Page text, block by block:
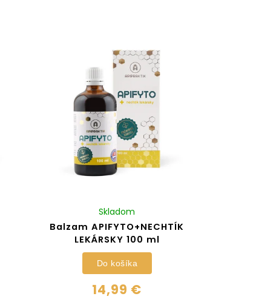
Balzam APIFYTO+NECHTÍK
LEKÁRSKY 100 ml
Skladom
14,99 €
Do košíka